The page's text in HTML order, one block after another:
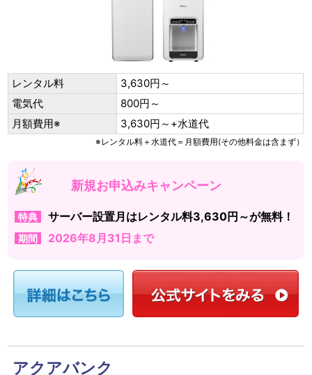
レンタル料
3,630円～
電気代
800円～
月額費用※
3,630円～+水道代
※レンタル料＋水道代＝月額費用(その他料金は含まず）
新規お申込みキャンペーン
特典 サーバー設置月はレンタル料3,630円～が無料！
期間 2026年8月31日まで
アクアバンク